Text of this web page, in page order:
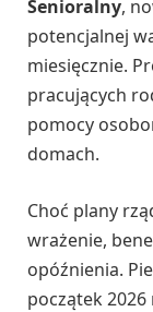
Senioralny,
potencjalnej
miesięcznie.
pracujących
pomocy
domach.
Choć plany
wrażenie,
opóźnienia.
początek